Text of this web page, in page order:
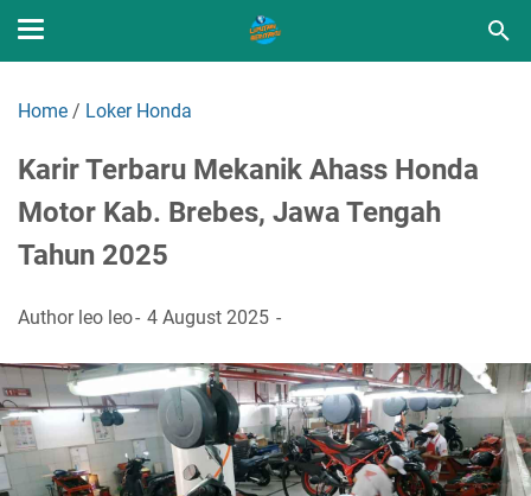
Home / Loker Honda
Karir Terbaru Mekanik Ahass Honda
Motor Kab. Brebes, Jawa Tengah
Tahun 2025
Author leo leo 4 August 2025